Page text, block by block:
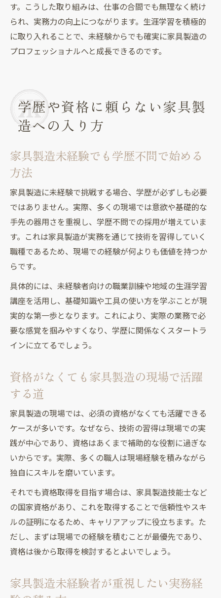
す。こうした取り組みは、仕事の合間でも無理なく続け
られ、実務力の向上につながります。生涯学習を積極的
に取り入れることで、未経験からでも確実に家具製造の
プロフェッショナルへと成長できるのです。
学歴や資格に頼らない家具製
造への入り方
家具製造未経験でも学歴不問で始める
方法
家具製造に未経験で挑戦する場合、学歴が必ずしも必要
ではありません。実際、多くの現場では意欲や基礎的な
手先の器用さを重視し、学歴不問での採用が増えていま
す。これは家具製造が実務を通じて技術を習得していく
職種であるため、現場での経験が何よりも価値を持つか
らです。
具体的には、未経験者向けの職業訓練や地域の生涯学習
講座を活用し、基礎知識や工具の使い方を学ぶことが現
実的な第一歩となります。これにより、実際の業務で必
要な感覚を掴みやすくなり、学歴に関係なくスタートラ
インに立てるでしょう。
資格がなくても家具製造の現場で活躍
する道
家具製造の現場では、必須の資格がなくても活躍できる
ケースが多いです。なぜなら、技術の習得は現場での実
践が中心であり、資格はあくまで補助的な役割に過ぎな
いからです。実際、多くの職人は現場経験を積みながら
独自にスキルを磨いています。
それでも資格取得を目指す場合は、家具製造技能士など
の国家資格があり、これを取得することで信頼性やスキ
ルの証明になるため、キャリアアップに役立ちます。た
だし、まずは現場での経験を積むことが最優先であり、
資格は後から取得を検討するとよいでしょう。
家具製造未経験者が重視したい実務経